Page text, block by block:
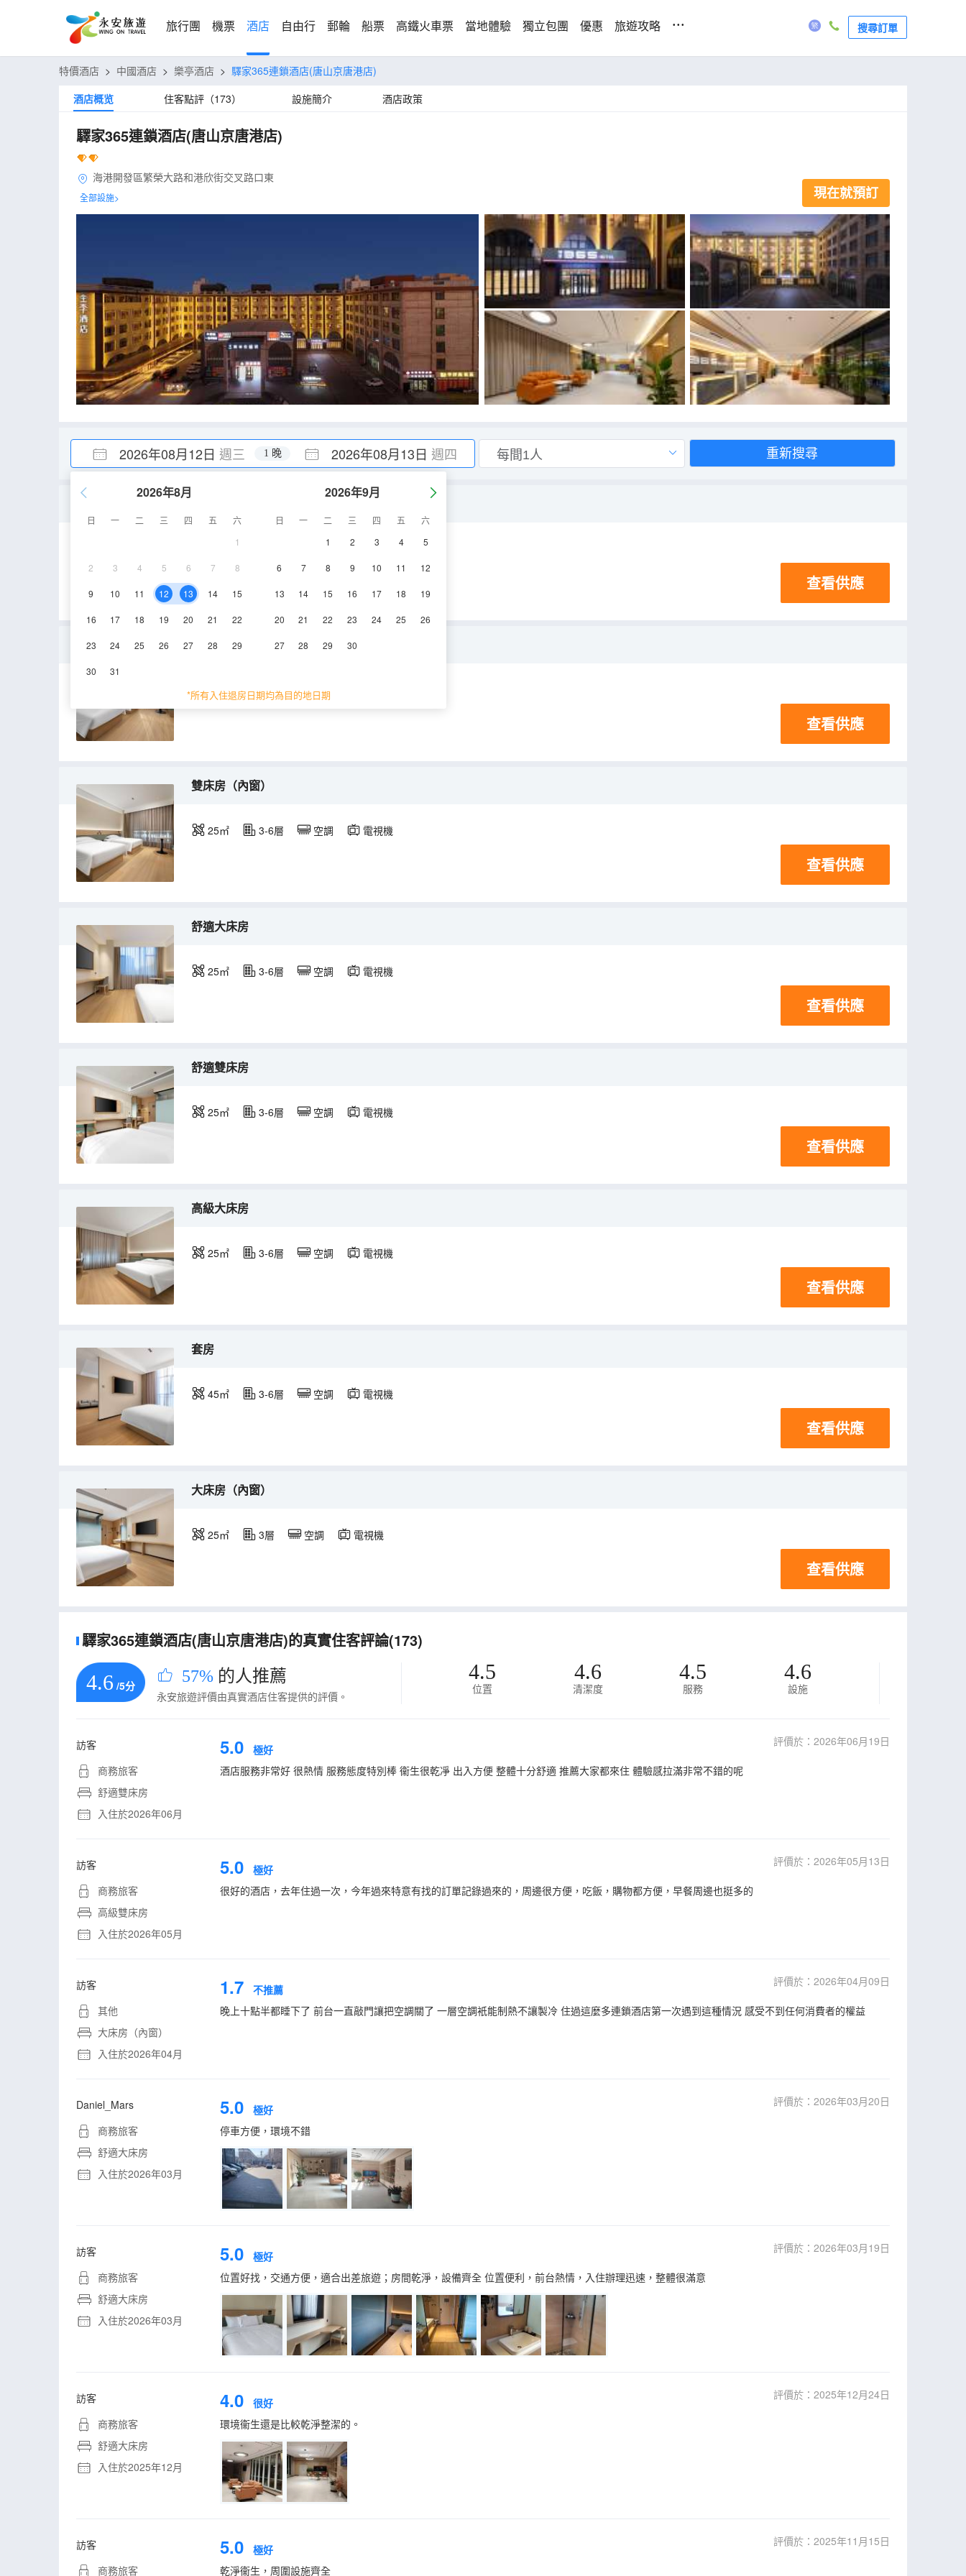
旅行團 機票 酒店 自由行 郵輪 船票 高鐵火車票 當地體驗 獨立包團 優惠 旅遊攻略 ... 搜尋訂單
特價酒店 > 中國酒店 > 樂亭酒店 > 驛家365連鎖酒店(唐山京唐港店)
酒店概览
住客點評（173） 設施簡介 酒店政策
驛家365連鎖酒店(唐山京唐港店)
海港開發區繁榮大路和港欣街交叉路口東
全部設施> 現在就預訂
2026年08月12日 週三 2026年08月13日 週四
1 晚
2026年8月
日 一 二 三 四 五
六
1
2 3 4 5 6 7 8
9 10 11 12 13 14 15
16 17 18 19 20 21 22
23 24 25 26 27 28 29
30 31
2026年9月
日 一 二 三 四 五
六
1
2 3 4 5
6 7 8 9 10 11 12
13 14 15 16 17 18 19
20 21 22 23 24 25 26
27 28 29 30
*所有入住退房日期均為目的地日期
重新搜尋
空調 電視機
查看供應
高級雙床房
25㎡ 3-6層 空調
查看供應
雙床房（內窗）
25㎡ 3-6層 空調 電視機
查看供應
舒適大床房
25㎡ 3-6層 空調 電視機
查看供應
舒適雙床房
25㎡ 3-6層 空調 電視機
查看供應
高級大床房
25㎡ 3-6層 空調 電視機
查看供應
套房
45㎡ 3-6層 空調 電視機
查看供應
大床房（內窗）
25㎡ 3層 空調 電視機
查看供應
驛家365連鎖酒店(唐山京唐港店)的真實住客評論(173)
4.6 /5分 57% 的人推薦
永安旅遊評價由真實酒店住客提供的評價。
4.5
位置
4.6
清潔度
4.5
服務
4.6
設施
訪客
商務旅客
舒適雙床房
入住於2026年06月
5.0 極好
評價於：2026年06月19日
酒店服務非常好 很熱情 服務態度特別棒 衞生很乾凈 出入方便 整體十分舒適 推薦大家都來住 體驗感拉滿非常不錯的呢
訪客
商務旅客
高級雙床房
入住於2026年05月
5.0 極好
評價於：2026年05月13日
很好的酒店，去年住過一次，今年過來特意有找的訂單記錄過來的，周邊很方便，吃飯，購物都方便，早餐周邊也挺多的
訪客
其他
大床房（內窗）
入住於2026年04月
1.7 不推薦
評價於：2026年04月09日
晚上十點半都睡下了 前台一直敲門讓把空調關了 一層空調衹能制熱不讓製冷 住過這麼多連鎖酒店第一次遇到這種情況 感受不到任何消費者的權益
Daniel_Mars
商務旅客
舒適大床房
入住於2026年03月
5.0 極好
評價於：2026年03月20日
停車方便，環境不錯
訪客
商務旅客
舒適大床房
入住於2026年03月
5.0 極好
評價於：2026年03月19日
位置好找，交通方便，適合出差旅遊；房間乾淨，設備齊全 位置便利，前台熱情，入住辦理迅速，整體很滿意
訪客
商務旅客
舒適大床房
入住於2025年12月
4.0 很好
評價於：2025年12月24日
環境衞生還是比較乾淨整潔的。
訪客
商務旅客
5.0 極好
評價於：2025年11月15日
乾淨衞生，周圍設施齊全